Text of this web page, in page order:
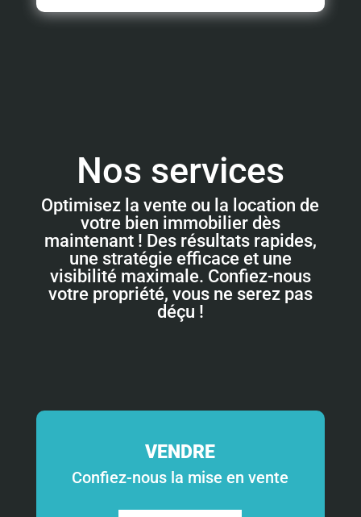
Nos services
Optimisez la vente ou la location de
votre bien immobilier dès
maintenant ! Des résultats rapides,
une stratégie efficace et une
visibilité maximale. Confiez-nous
votre propriété, vous ne serez pas
déçu !
VENDRE
Confiez-nous la mise en vente